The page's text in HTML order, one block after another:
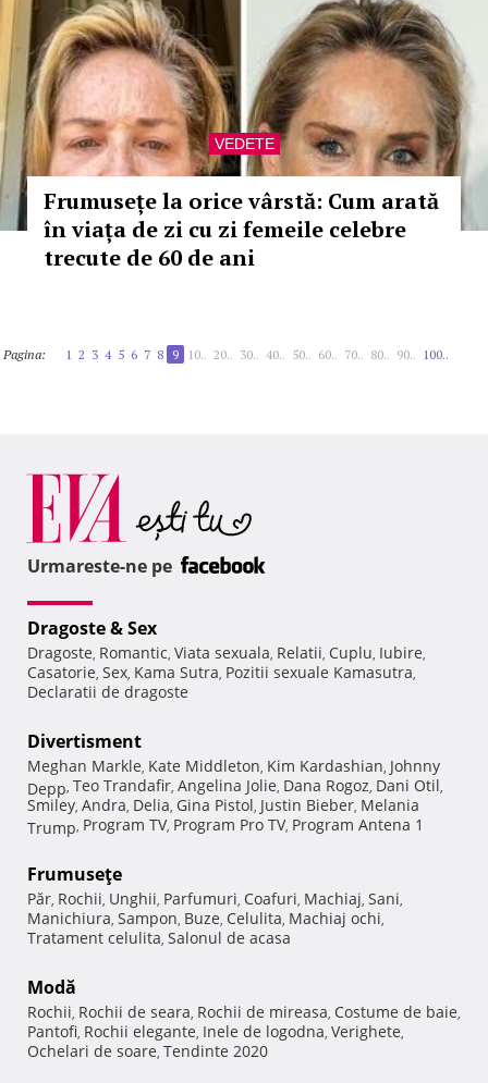
VEDETE
Frumusețe la orice vârstă: Cum arată
în viața de zi cu zi femeile celebre
trecute de 60 de ani
Pagina: 1 2 3 4 5 6 7 8 9 10.. 20.. 30.. 40.. 50.. 60.. 70.. 80.. 90.. 100..
Urmareste-ne pe
Dragoste & Sex
Dragoste, Romantic, Viata sexuala, Relatii, Cuplu, Iubire,
Casatorie, Sex, Kama Sutra, Pozitii sexuale Kamasutra,
Declaratii de dragoste
Divertisment
Meghan Markle, Kate Middleton, Kim Kardashian, Johnny
Depp, Teo Trandafir, Angelina Jolie, Dana Rogoz, Dani Otil,
Smiley, Andra, Delia, Gina Pistol, Justin Bieber, Melania
Trump, Program TV, Program Pro TV, Program Antena 1
Frumuseţe
Păr, Rochii, Unghii, Parfumuri, Coafuri, Machiaj, Sani,
Manichiura, Sampon, Buze, Celulita, Machiaj ochi,
Tratament celulita, Salonul de acasa
Modă
Rochii, Rochii de seara, Rochii de mireasa, Costume de baie,
Pantofi, Rochii elegante, Inele de logodna, Verighete,
Ochelari de soare, Tendinte 2020